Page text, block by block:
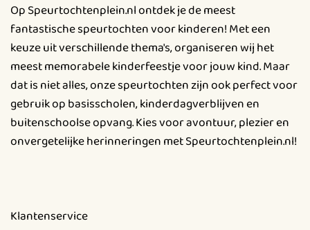
Op Speurtochtenplein.nl ontdek je de meest
fantastische speurtochten voor kinderen! Met een
keuze uit verschillende thema's, organiseren wij het
meest memorabele kinderfeestje voor jouw kind. Maar
dat is niet alles, onze speurtochten zijn ook perfect voor
gebruik op basisscholen, kinderdagverblijven en
buitenschoolse opvang. Kies voor avontuur, plezier en
onvergetelijke herinneringen met Speurtochtenplein.nl!
Klantenservice